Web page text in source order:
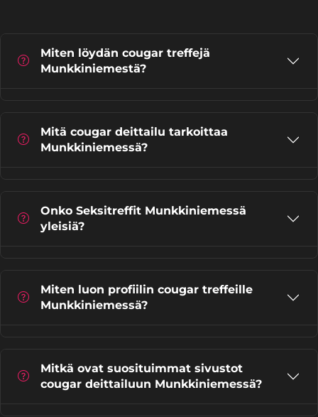
Miten löydän cougar treffejä
Munkkiniemestä?
Mitä cougar deittailu tarkoittaa
Munkkiniemessä?
Onko Seksitreffit Munkkiniemessä
yleisiä?
Miten luon profiilin cougar treffeille
Munkkiniemessä?
Mitkä ovat suosituimmat sivustot
cougar deittailuun Munkkiniemessä?